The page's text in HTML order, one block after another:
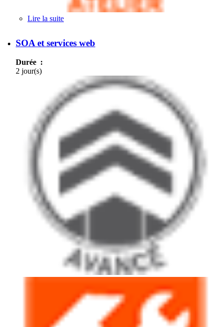
Lire la suite
SOA et services web
Durée :
2 jour(s)